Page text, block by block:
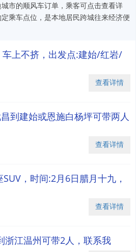
市的顺风车订单，乘客可点击查看详
乘车点位，是本地居民跨城往来经济便
上不挤，出发点:建始/红岩/
查看详情
到建始或恩施白杨坪可带两人
查看详情
，时间:2月6日腊月十九，
查看详情
浙江温州可带2人，联系我